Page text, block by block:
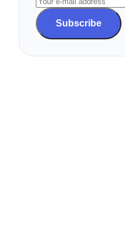
Subscribe